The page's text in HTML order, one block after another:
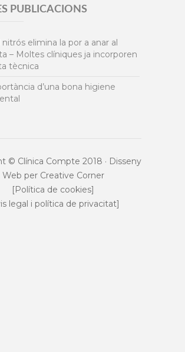
PUBLICACIONS
nitrós elimina la por a anar al
– Moltes clíniques ja incorporen
tècnica
d’una bona higiene
© Clínica Compte 2018 · Disseny
Web per Creative Corner
[Política de cookies]
legal i política de privacitat]